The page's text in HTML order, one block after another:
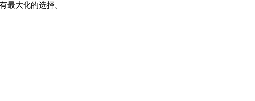
最大化的选择。